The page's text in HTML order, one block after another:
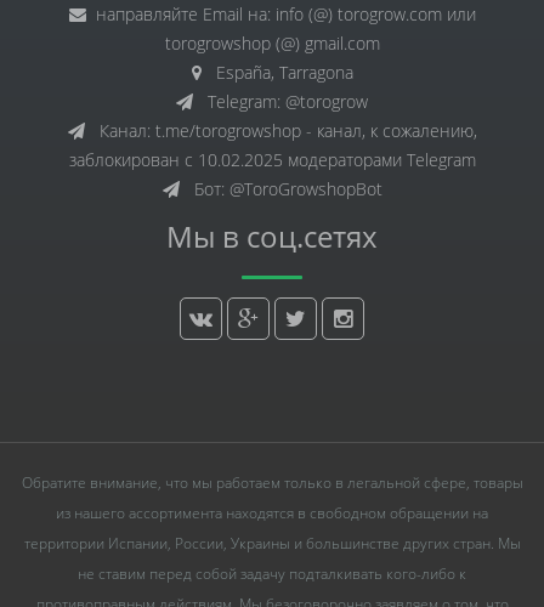
направляйте Email на: info (@) torogrow.com или
torogrowshop (@) gmail.com
España, Tarragona
Telegram: @torogrow
Канал: t.me/torogrowshop - канал, к сожалению,
заблокирован с 10.02.2025 модераторами Telegram
Бот: @ToroGrowshopBot
Мы в соц.сетях
Обратите внимание, что мы работаем только в легальной сфере, товары
из нашего ассортимента находятся в свободном обращении на
территории Испании, России, Украины и большинстве других стран. Мы
не ставим перед собой задачу подталкивать кого-либо к